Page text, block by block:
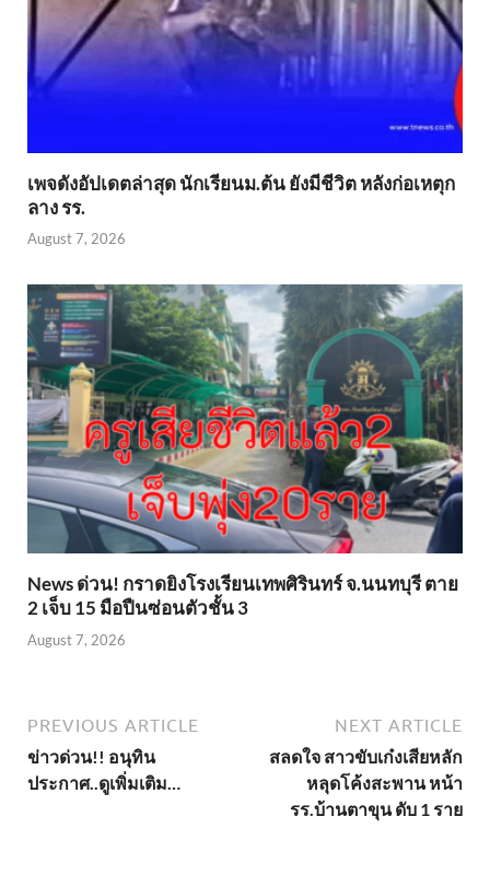
เพจดังอัปเดตล่าสุด นักเรียนม.ต้น ยังมีชีวิต หลังก่อเหตุก
ลาง รร.
August 7, 2026
News ด่วน! กราดยิงโรงเรียนเทพศิรินทร์ จ.นนทบุรี ตาย
2 เจ็บ 15 มือปืนซ่อนตัวชั้น 3
August 7, 2026
PREVIOUS ARTICLE
ข่าวด่วน!! อนุทิน
ประกาศ..ดูเพิ่มเติม…
NEXT ARTICLE
สลดใจ สาวขับเก๋งเสียหลัก
หลุดโค้งสะพาน หน้า
รร.บ้านตาขุน ดับ 1 ราย